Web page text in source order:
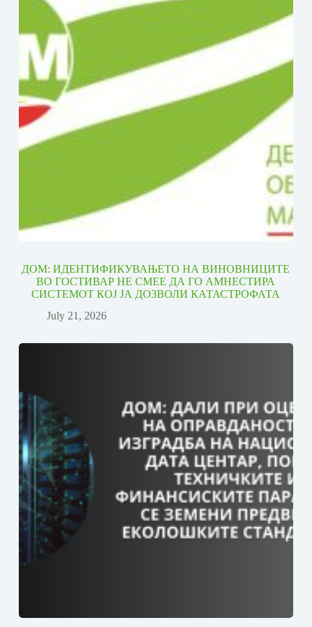
ДОМ: ИДЕНТИФИКУВАЊЕТО НА ВИНОВНИЦИТЕ
ВО ГОСТИВАР НЕ СМЕЕ ДА ГО АМНЕСТИРА
СИСТЕМОТ КОЈ ЈА ДОЗВОЛИ КАТАСТРОФАТА
July 21, 2026